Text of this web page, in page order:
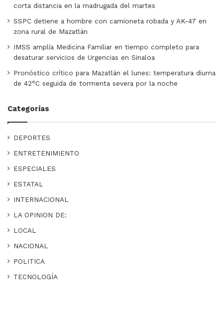
corta distancia en la madrugada del martes
SSPC detiene a hombre con camioneta robada y AK-47 en
zona rural de Mazatlán
IMSS amplía Medicina Familiar en tiempo completo para
desaturar servicios de Urgencias en Sinaloa
Pronóstico crítico para Mazatlán el lunes: temperatura diurna
de 42°C seguida de tormenta severa por la noche
Categorías
DEPORTES
ENTRETENIMIENTO
ESPECIALES
ESTATAL
INTERNACIONAL
LA OPINION DE:
LOCAL
NACIONAL
POLITICA
TECNOLOGÍA